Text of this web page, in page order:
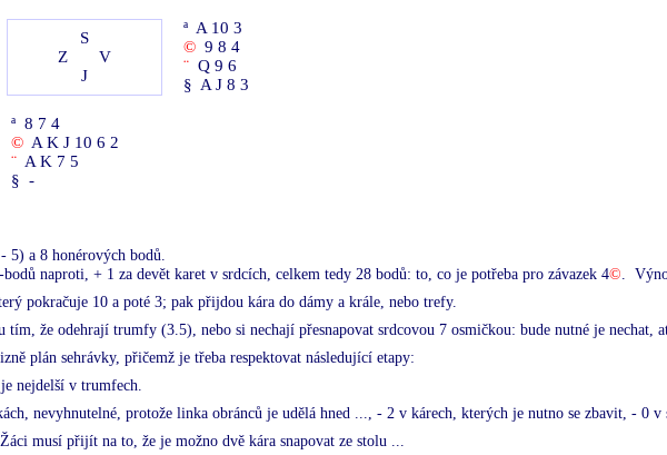
S
Z
V
J
ª A 10 3
© 9 8 4
¨ Q 9 6
§ A J 8 3
ª 8 7 4
© A K J 10 6 2
¨ A K 7 5
§ -
5) a 8 honérových bodů.
naproti, + 1 za devět karet v srdcích, celkem tedy 28 bodů: to, co je potřeba pro závazek 4©
pokračuje 10 a poté 3; pak přijdou kára do dámy a krále, nebo trefy.
že odehrají trumfy (3.5), nebo si nechají přesnapovat srdcovou 7 osmičkou: bude nutné je nechat,
plán sehrávky, přičemž je třeba respektovat následující etapy:
nejdelší v trumfech.
nevyhnutelné, protože linka obránců je udělá hned ..., - 2 v kárech, kterých je nutno se zbavit, - 0
Žáci musí přijít na to, že je možno dvě kára snapovat ze stolu ...